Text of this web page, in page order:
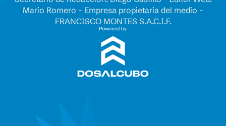
Mario Romero - Empresa propietaria del medio -
FRANCISCO MONTES S.A.C.I.F.